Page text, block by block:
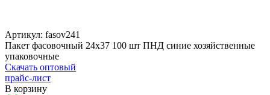
Артикул: fasov241
Пакет фасовочный 24х37 100 шт ПНД синие хозяйственные
упаковочные
Скачать оптовый
прайс-лист
В корзину